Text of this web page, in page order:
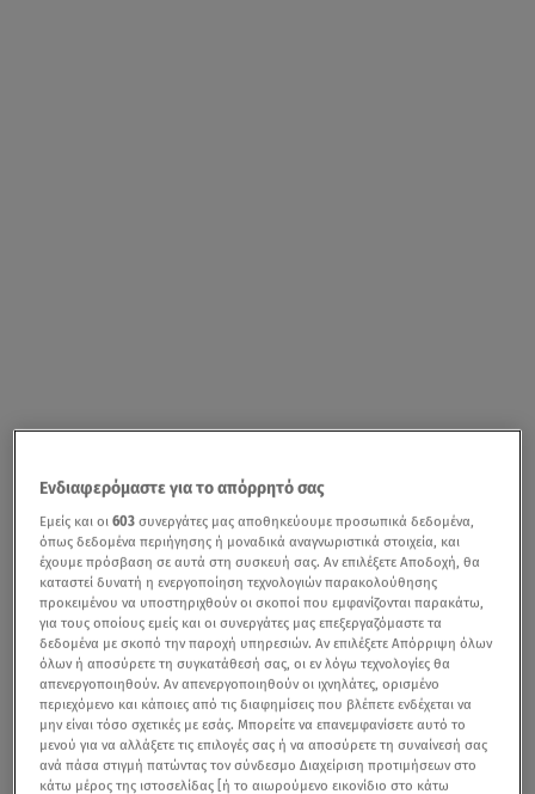
Ενδιαφερόμαστε για το απόρρητό σας
Εμείς και οι603 συνεργάτες μας αποθηκεύουμε προσωπικά δεδομένα,
όπως δεδομένα περιήγησης ή μοναδικά αναγνωριστικά στοιχεία, και
έχουμε πρόσβαση σε αυτά στη συσκευή σας. Αν επιλέξετε Αποδοχή, θα
καταστεί δυνατή η ενεργοποίηση τεχνολογιών παρακολούθησης
προκειμένου να υποστηριχθούν οι σκοποί που εμφανίζονται παρακάτω,
για τους οποίους εμείς και οι συνεργάτες μας επεξεργαζόμαστε τα
δεδομένα με σκοπό την παροχή υπηρεσιών. Αν επιλέξετε Απόρριψη όλων
όλων ή αποσύρετε τη συγκατάθεσή σας, οι εν λόγω τεχνολογίες θα
απενεργοποιηθούν. Αν απενεργοποιηθούν οι ιχνηλάτες, ορισμένο
περιεχόμενο και κάποιες από τις διαφημίσεις που βλέπετε ενδέχεται να
μην είναι τόσο σχετικές με εσάς. Μπορείτε να επανεμφανίσετε αυτό το
μενού για να αλλάξετε τις επιλογές σας ή να αποσύρετε τη συναίνεσή σας
ανά πάσα στιγμή πατώντας τον σύνδεσμο Διαχείριση προτιμήσεων στο
κάτω μέρος της ιστοσελίδας [ή το αιωρούμενο εικονίδιο στο κάτω